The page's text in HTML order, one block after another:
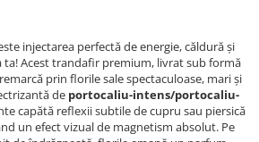
injectarea perfectă de energie, căldură și
Acest trandafir premium, livrat sub formă
prin florile sale spectaculoase, mari și
de portocaliu-intens/portocaliu-
capătă reflexii subtile de cupru sau piersică
un efect vizual de magnetism absolut. Pe